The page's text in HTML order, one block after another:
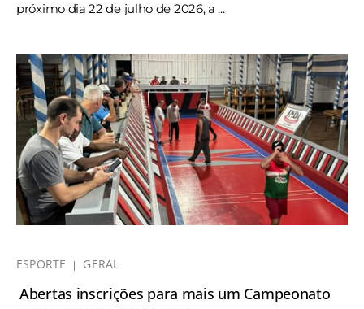
próximo dia 22 de julho de 2026, a ...
ESPORTE GERAL
Abertas inscrições para mais um Campeonato